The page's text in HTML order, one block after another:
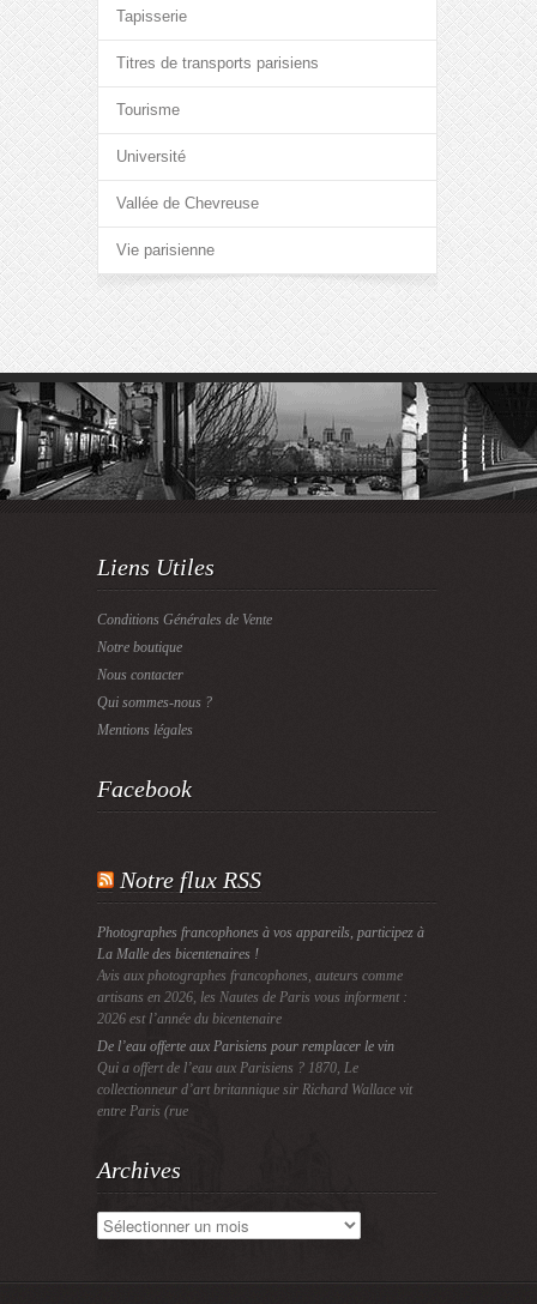
Tapisserie
Titres de transports parisiens
Tourisme
Université
Vallée de Chevreuse
Vie parisienne
Liens Utiles
Conditions Générales de Vente
Notre boutique
Nous contacter
Qui sommes-nous ?
Mentions légales
Facebook
Notre flux RSS
Photographes francophones à vos appareils, participez à
La Malle des bicentenaires !
Avis aux photographes francophones, auteurs comme
artisans en 2026, les Nautes de Paris vous informent :
2026 est l’année du bicentenaire
De l’eau offerte aux Parisiens pour remplacer le vin
Qui a offert de l’eau aux Parisiens ? 1870, Le
collectionneur d’art britannique sir Richard Wallace vit
entre Paris (rue
Archives
Archives